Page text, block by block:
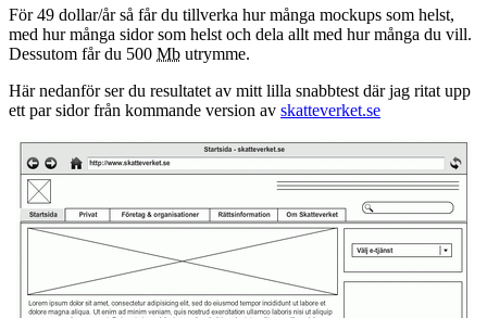
För 49 dollar/år så får du tillverka hur många mockups som helst,
med hur många sidor som helst och dela allt med hur många du vill.
Dessutom får du 500 Mb utrymme.
Här nedanför ser du resultatet av mitt lilla snabbtest där jag ritat upp
ett par sidor från kommande version av skatteverket.se